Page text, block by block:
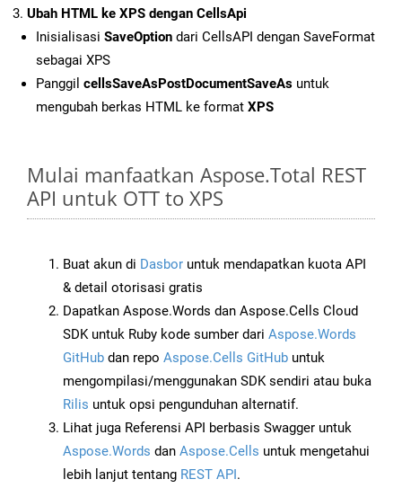
Ubah HTML ke XPS dengan CellsApi
Inisialisasi SaveOption dari CellsAPI dengan SaveFormat
sebagai XPS
Panggil cellsSaveAsPostDocumentSaveAs untuk
mengubah berkas HTML ke format XPS
Mulai manfaatkan Aspose.Total REST
API untuk OTT to XPS
Buat akun di Dasbor untuk mendapatkan kuota API
& detail otorisasi gratis
Dapatkan Aspose.Words dan Aspose.Cells Cloud
SDK untuk Ruby kode sumber dari Aspose.Words
GitHub dan repo Aspose.Cells GitHub untuk
mengompilasi/menggunakan SDK sendiri atau buka
Rilis untuk opsi pengunduhan alternatif.
Lihat juga Referensi API berbasis Swagger untuk
Aspose.Words dan Aspose.Cells untuk mengetahui
lebih lanjut tentang REST API.